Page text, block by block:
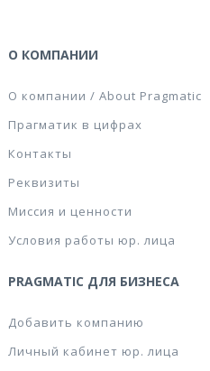
О КОМПАНИИ
О компании / About Pragmatic
Прагматик в цифрах
Контакты
Реквизиты
Миссия и ценности
Условия работы юр. лица
PRAGMATIC ДЛЯ БИЗНЕСА
Добавить компанию
Личный кабинет юр. лица